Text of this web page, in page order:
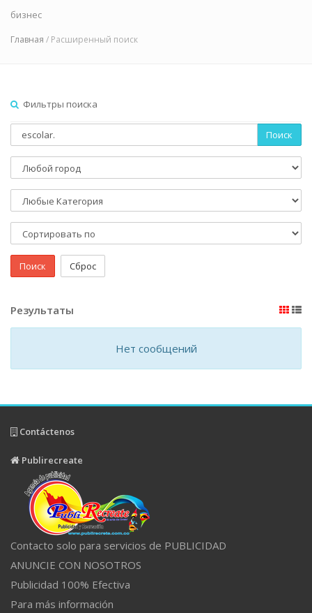
бизнес
Главная / Расширенный поиск
Фильтры поиска
Поиск
Поиск Сброс
Результаты
Нет сообщений
Contáctenos
Publirecreate
Contacto solo para servicios de PUBLICIDAD
ANUNCIE CON NOSOTROS
Publicidad 100% Efectiva
Para más información